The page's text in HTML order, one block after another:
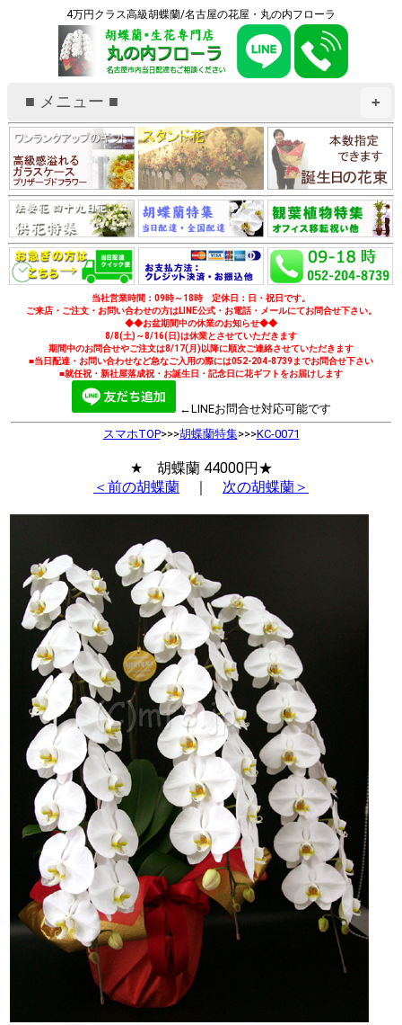
4万円クラス高級胡蝶蘭/名古屋の花屋・丸の内フローラ
+
■ メニュー ■
当社営業時間：09時～18時 定休日：日・祝日です。
ご来店・ご注文・お問い合わせの方はLINE公式・お電話・メールにてお問合せ下さい。
◆◆お盆期間中の休業のお知らせ◆◆
8/8(土)～8/16(日)は休業とさせていただきます
期間中のお問合せやご注文は8/17(月)以降に順次ご連絡させていただきます
■当日配達・お問い合わせなど急なご入用の際には052-204-8739までお問合せ下さい
■就任祝・新社屋落成祝・お誕生日・記念日に花ギフトをお届けします
←LINEお問合せ対応可能です
スマホTOP>>>胡蝶蘭特集>>>KC-0071
★ 胡蝶蘭 44000円★
＜前の胡蝶蘭 ｜ 次の胡蝶蘭＞